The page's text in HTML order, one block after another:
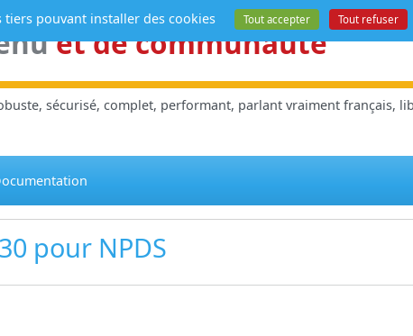
et de communauté
sécurisé, complet, performant, parlant vraiment français,
pour NPDS
pouvant installer des cookies Tout accepter Tout refuser